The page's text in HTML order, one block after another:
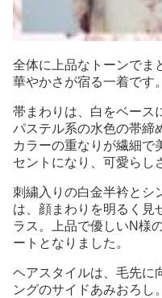
全体に上品なトーンでま
華やかさが宿る一着です。
帯まわりは、白をベース
パステル系の水色の帯締
カラーの重なりが繊細で
セントになり、可愛らし
刺繍入りの白金半衿とシ
は、顔まわりを明るく見
ラス。上品で優しいN様
ートとなりました。
ヘアスタイルは、毛先に
ングのサイドあみおろし。